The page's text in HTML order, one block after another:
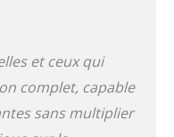
la
Peut être
coupe-
mixeur
et ceux qui
complet, capable
sans multiplier